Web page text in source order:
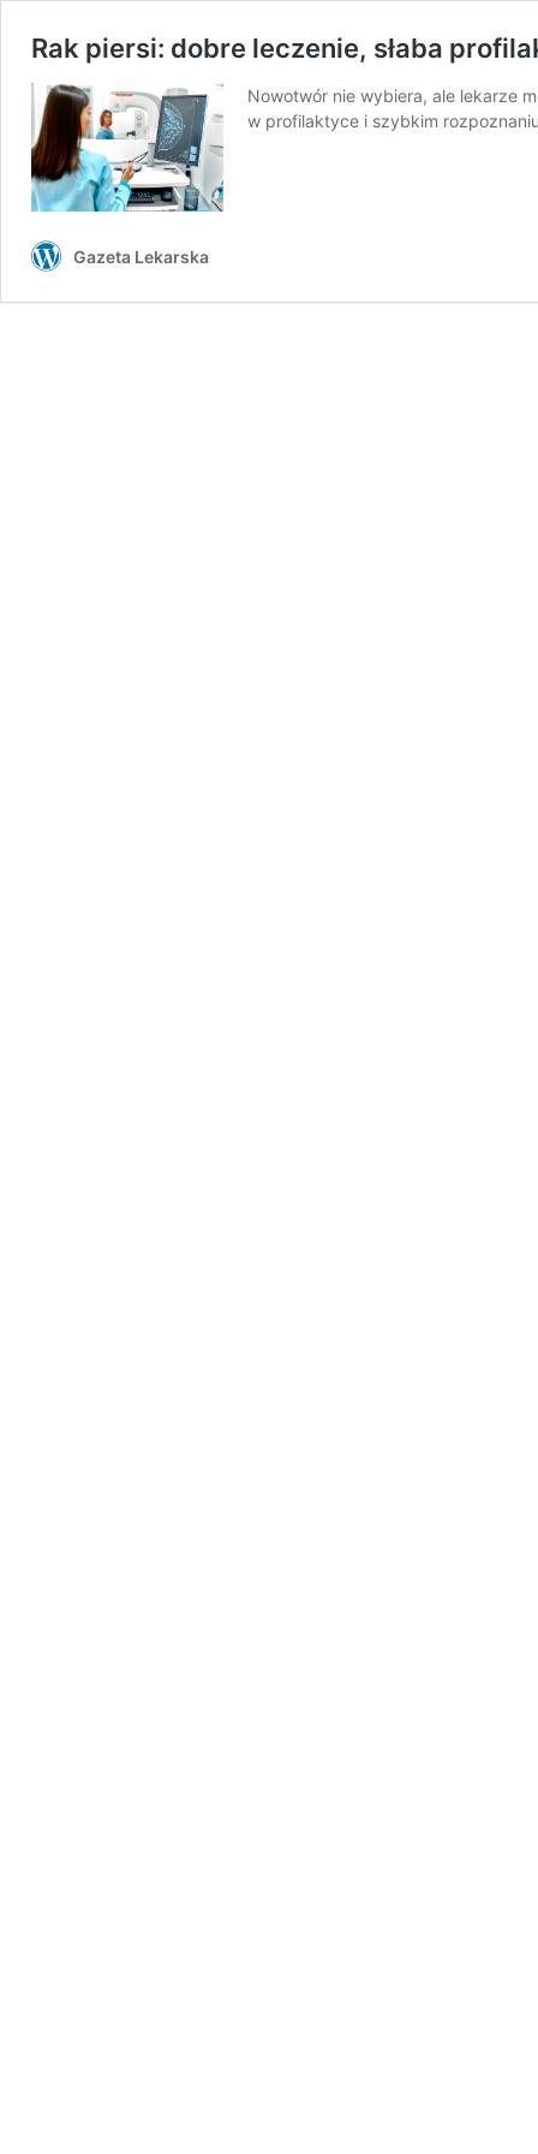
Rak piersi: dobre leczenie, słaba
Nowotwór nie wybiera, ale lekarze
w profilaktyce i szybkim
Gazeta Lekarska